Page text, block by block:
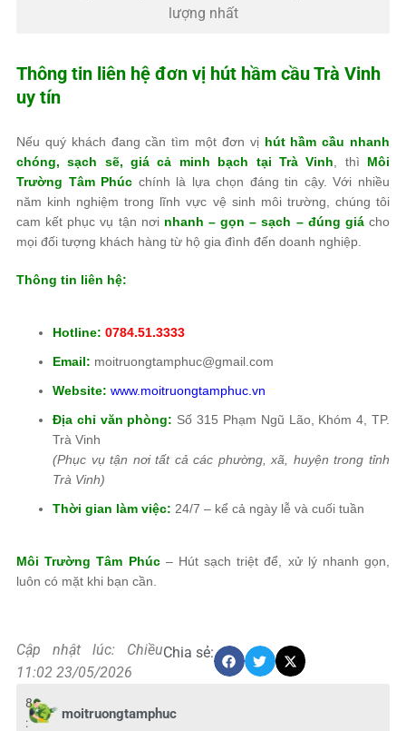
lượng nhất
Thông tin liên hệ đơn vị hút hầm cầu Trà Vinh
uy tín
Nếu quý khách đang cần tìm một đơn vị hút hầm cầu nhanh
chóng, sạch sẽ, giá cả minh bạch tại Trà Vinh , thì Môi
Trường Tâm Phúc chính là lựa chọn đáng tin cậy. Với nhiều
năm kinh nghiệm trong lĩnh vực vệ sinh môi trường, chúng tôi
cam kết phục vụ tận nơi nhanh – gọn – sạch – đúng giácho
mọi đối tượng khách hàng từ hộ gia đình đến doanh nghiệp.
Thông tin liên hệ:
Hotline: 0784.51.3333
Email: moitruongtamphuc@gmail.com
Website: www.moitruongtamphuc.vn
Địa chỉ văn phòng: Số 315 Phạm Ngũ Lão, Khóm 4, TP.
Trà Vinh
(Phục vụ tận nơi tất cả các phường, xã, huyện trong tỉnh
Trà Vinh)
Thời gian làm việc: 24/7 – kể cả ngày lễ và cuối tuần
Môi Trường Tâm Phúc– Hút sạch triệt để, xử lý nhanh gọn,
luôn có mặt khi bạn cần.
Cập nhật lúc: Chiều
11:02 23/05/2026
Chia sẻ:
moitruongtamphuc
8
: